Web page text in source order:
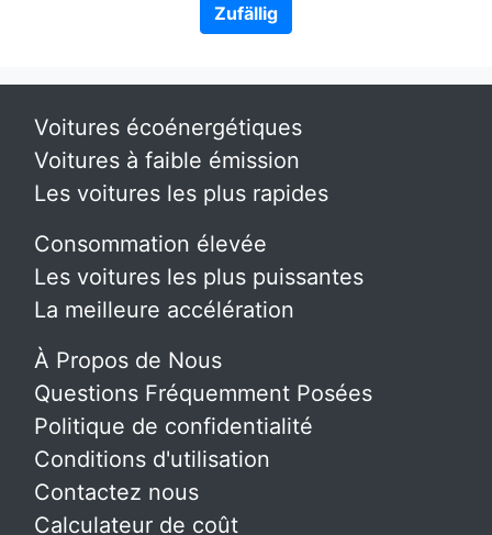
Zufällig
Voitures écoénergétiques
Voitures à faible émission
Les voitures les plus rapides
Consommation élevée
Les voitures les plus puissantes
La meilleure accélération
À Propos de Nous
Questions Fréquemment Posées
Politique de confidentialité
Conditions d'utilisation
Contactez nous
Calculateur de coût